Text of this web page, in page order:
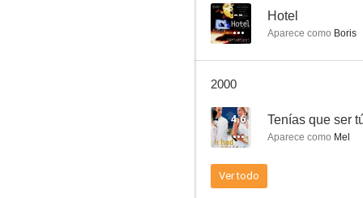
7.7
-- Hotel
Aparece como Boris
2000
4.6 Tenías que ser
Aparece como Mel
Ver todo